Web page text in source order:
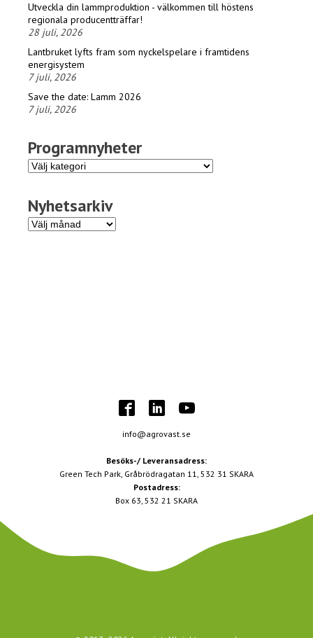
Utveckla din lammproduktion - välkommen till höstens
regionala producentträffar!
28 juli, 2026
Lantbruket lyfts fram som nyckelspelare i framtidens
energisystem
7 juli, 2026
Save the date: Lamm 2026
7 juli, 2026
Programnyheter
Programnyheter
Nyhetsarkiv
Nyhetsarkiv
info@agrovast.se
Besöks-/ Leveransadress:
Green Tech Park, Gråbrödragatan 11, 532 31 SKARA
Postadress:
Box 63, 532 21 SKARA